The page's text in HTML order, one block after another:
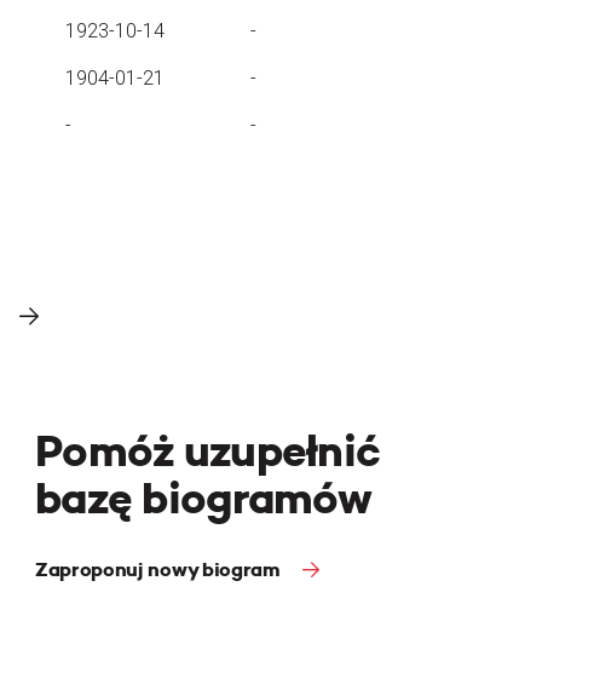
1923-10-14 -
1904-01-21 -
- -
Pomóż uzupełnić
bazę biogramów
Zaproponuj nowy biogram